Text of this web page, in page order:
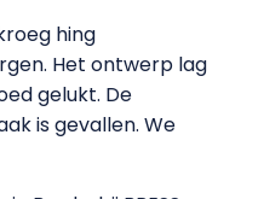
hing
Het ontwerp lag
gelukt. De
is gevallen. We